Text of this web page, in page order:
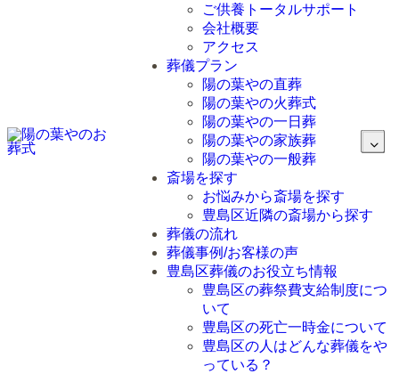
ご供養トータルサポート
会社概要
アクセス
葬儀プラン
陽の葉やの直葬
陽の葉やの火葬式
陽の葉やの一日葬
陽の葉やの家族葬
陽の葉やの一般葬
斎場を探す
お悩みから斎場を探す
豊島区近隣の斎場から探す
葬儀の流れ
葬儀事例/お客様の声
豊島区葬儀のお役立ち情報
豊島区の葬祭費支給制度につ
いて
豊島区の死亡一時金について
豊島区の人はどんな葬儀をや
っている？